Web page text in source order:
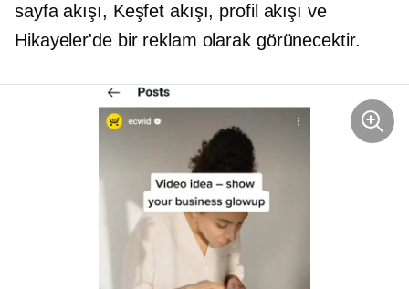
sayfa akışı, Keşfet akışı, profil akışı ve
Hikayeler'de bir reklam olarak görünecektir.